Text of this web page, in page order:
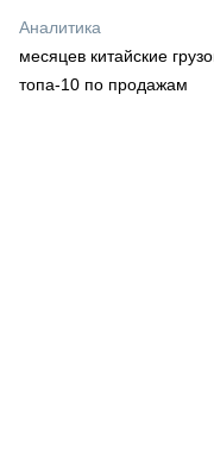
СПЕЦПРОЕКТЫ
МЕРОПРИЯТИЯ
Аналитика
месяцев китайские
топа-10 по продажам